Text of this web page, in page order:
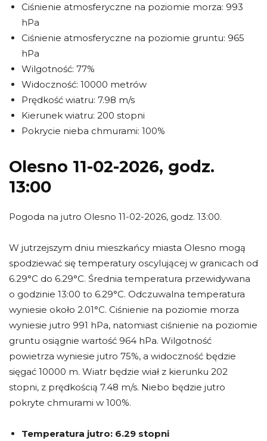
Ciśnienie atmosferyczne na poziomie morza: 993
hPa
Ciśnienie atmosferyczne na poziomie gruntu: 965
hPa
Wilgotność: 77%
Widoczność: 10000 metrów
Prędkość wiatru: 7.98 m/s
Kierunek wiatru: 200 stopni
Pokrycie nieba chmurami: 100%
Olesno 11-02-2026, godz.
13:00
Pogoda na jutro Olesno 11-02-2026, godz. 13:00.
W jutrzejszym dniu mieszkańcy miasta Olesno mogą
spodziewać się temperatury oscylującej w granicach od
6.29°C do 6.29°C. Średnia temperatura przewidywana
o godzinie 13:00 to 6.29°C. Odczuwalna temperatura
wyniesie około 2.01°C. Ciśnienie na poziomie morza
wyniesie jutro 991 hPa, natomiast ciśnienie na poziomie
gruntu osiągnie wartość 964 hPa. Wilgotność
powietrza wyniesie jutro 75%, a widoczność będzie
sięgać 10000 m. Wiatr będzie wiał z kierunku 202
stopni, z prędkością 7.48 m/s. Niebo będzie jutro
pokryte chmurami w 100%.
Temperatura jutro: 6.29 stopni